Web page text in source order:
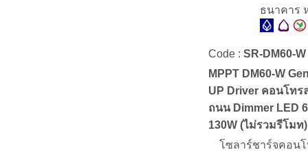
ธนาคาร
Code : SR-DM60-W
MPPT DM60-W
UP Driver คอนโทร
ถนน Dimmer LED
130W (ไม่รวมรีโมท)
โซลาร์ชาร์จคอน